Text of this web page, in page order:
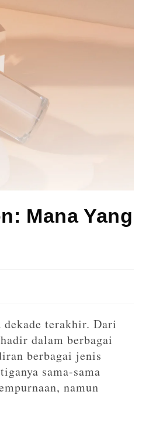
Mana Yang
terakhir. Dari
dalam berbagai
berbagai jenis
sama-sama
namun